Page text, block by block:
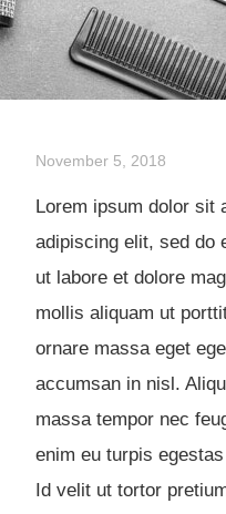
November 5, 2018
Lorem ipsum dolor sit
adipiscing elit, sed do
ut labore et dolore
mollis aliquam ut
ornare massa eget
accumsan in nisl.
massa tempor nec
enim eu turpis
Id velit ut tortor